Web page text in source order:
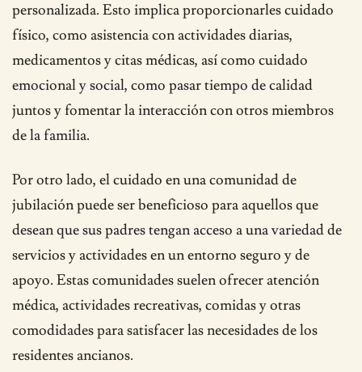
personalizada. Esto implica proporcionarles cuidado
físico, como asistencia con actividades diarias,
medicamentos y citas médicas, así como cuidado
emocional y social, como pasar tiempo de calidad
juntos y fomentar la interacción con otros miembros
de la familia.
Por otro lado, el cuidado en una comunidad de
jubilación puede ser beneficioso para aquellos que
desean que sus padres tengan acceso a una variedad de
servicios y actividades en un entorno seguro y de
apoyo. Estas comunidades suelen ofrecer atención
médica, actividades recreativas, comidas y otras
comodidades para satisfacer las necesidades de los
residentes ancianos.